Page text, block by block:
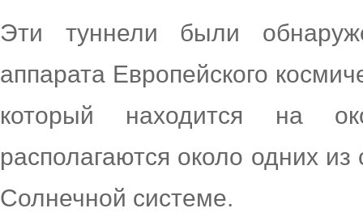
Эти туннели были
аппарата Европейского
который находится на
располагаются около одних
Солнечной системе.